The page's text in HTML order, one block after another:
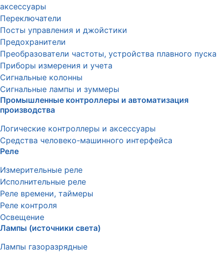
аксессуары
Переключатели
Посты управления и джойстики
Предохранители
Преобразователи частоты, устройства плавного пуска
Приборы измерения и учета
Сигнальные колонны
Сигнальные лампы и зуммеры
Промышленные контроллеры и автоматизация
производства
Логические контроллеры и аксессуары
Средства человеко-машинного интерфейса
Реле
Измерительные реле
Исполнительные реле
Реле времени, таймеры
Реле контроля
Освещение
Лампы (источники света)
Лампы газоразрядные